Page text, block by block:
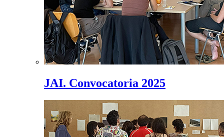
JAI. Convocatoria 2025